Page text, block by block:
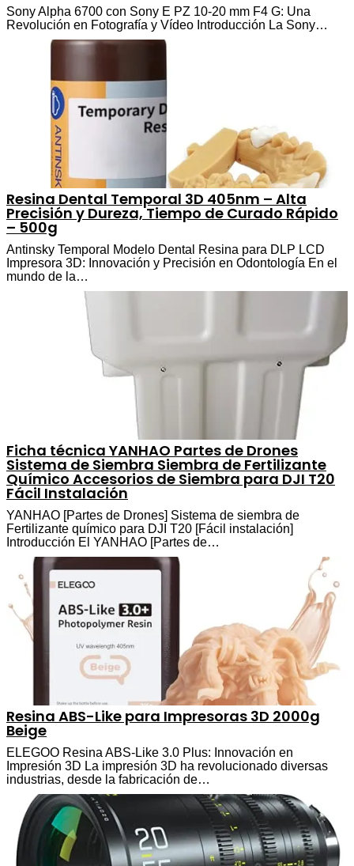
Sony Alpha 6700 con Sony E PZ 10-20 mm F4 G: Una
Revolución en Fotografía y Vídeo Introducción La Sony…
Resina Dental Temporal 3D 405nm – Alta
Precisión y Dureza, Tiempo de Curado Rápido
– 500g
Antinsky Temporal Modelo Dental Resina para DLP LCD
Impresora 3D: Innovación y Precisión en Odontología En el
mundo de la…
Ficha técnica YANHAO Partes de Drones
Sistema de Siembra Siembra de Fertilizante
Químico Accesorios de Siembra para DJI T20
Fácil Instalación
YANHAO [Partes de Drones] Sistema de siembra de
Fertilizante químico para DJI T20 [Fácil instalación]
Introducción El YANHAO [Partes de…
Resina ABS-Like para Impresoras 3D 2000g
Beige
ELEGOO Resina ABS-Like 3.0 Plus: Innovación en
Impresión 3D La impresión 3D ha revolucionado diversas
industrias, desde la fabricación de…